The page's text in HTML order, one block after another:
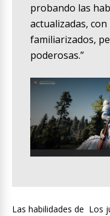
probando las
actualizadas,
familiarizados,
poderosas.”
Las habilidades de Los